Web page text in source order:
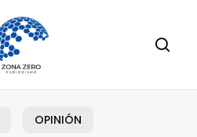
OPINIÓN